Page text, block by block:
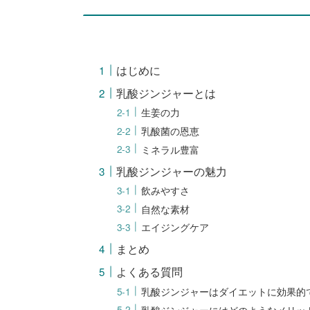
はじめに
乳酸ジンジャーとは
生姜の力
乳酸菌の恩恵
ミネラル豊富
乳酸ジンジャーの魅力
飲みやすさ
自然な素材
エイジングケア
まとめ
よくある質問
乳酸ジンジャーはダイエットに効果的